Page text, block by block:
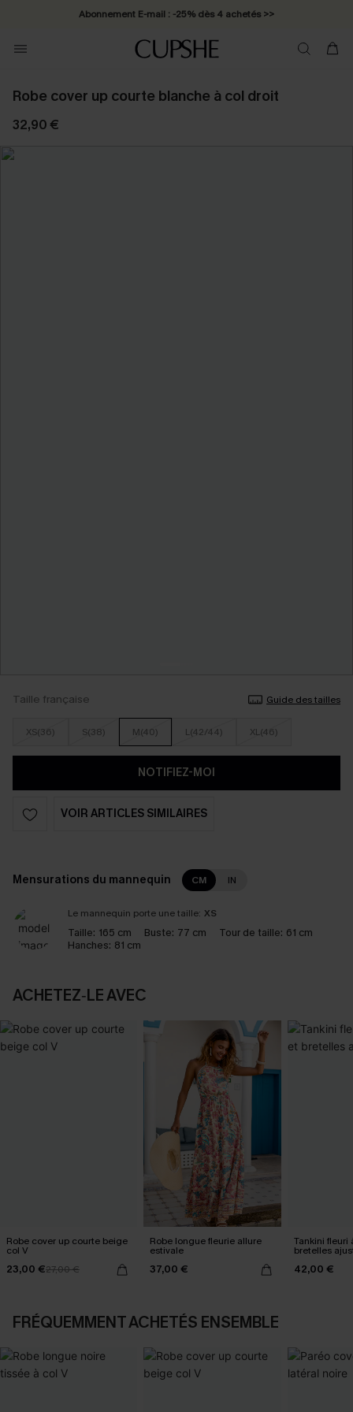
Abonnement E-mail : -25% dès 4 achetés >>
Robe cover up courte blanche à col droit
32,90 €
Taille française Guide des tailles
XS(36) S(38) M(40) L(42/44) XL(46)
NOTIFIEZ-MOI
VOIR ARTICLES SIMILAIRES
Mensurations du mannequin CM IN
Le mannequin porte une taille: XS
Taille: 165 cm Buste: 77 cm Tour de taille: 61 cm
Hanches: 81 cm
ACHETEZ‑LE AVEC
Robe cover up courte beige
col V
23,00 €27,00 €
Robe longue fleurie allure
estivale
37,00 €
Tankini fleuri
bretelles
42,00 €
FRÉQUEMMENT ACHETÉS ENSEMBLE